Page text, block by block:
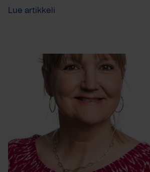
Lue artikkeli